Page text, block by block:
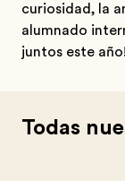
curiosidad, la
alumnado
juntos este año!
Todas